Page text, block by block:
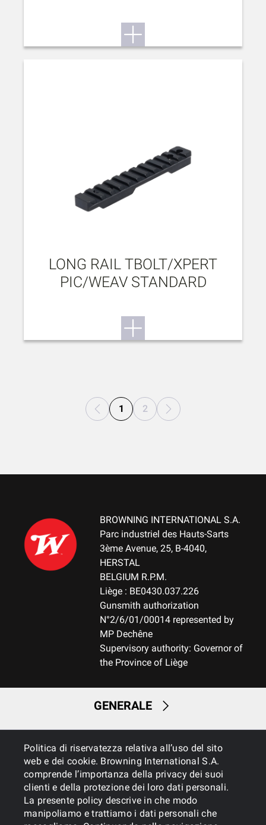
Politica di riservatezza relativa all’uso del sito
web e dei cookie. Browning International S.A.
comprende l’importanza della privacy dei suoi
clienti e della protezione dei loro dati personali.
La presente policy descrive in che modo
manipoliamo e trattiamo i dati personali che
LONG RAIL TBOLT/XPERT
PIC/WEAV STANDARD
1 2
BROWNING INTERNATIONAL S.A.
Parc industriel des Hauts-Sarts
3ème Avenue, 25, B-4040,
HERSTAL
BELGIUM R.P.M.
Liège : BE0430.037.226
Gunsmith authorization
N°2/6/01/00014 represented by
MP Dechêne
Supervisory authority: Governor of
the Province of Liège
GENERALE
SERVIZI